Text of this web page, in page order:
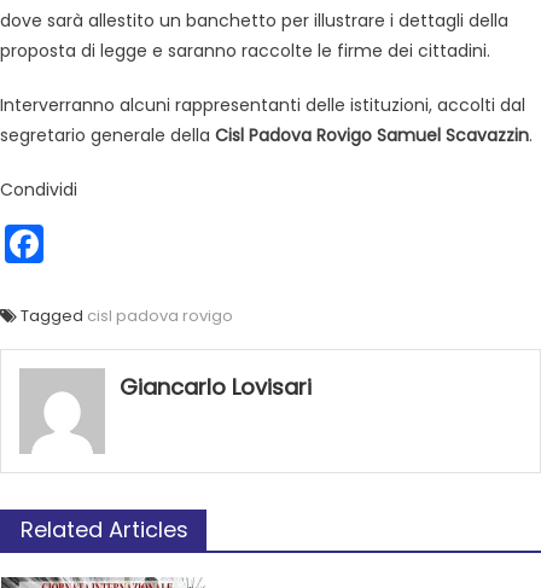
dove sarà allestito un banchetto per illustrare i dettagli della
proposta di legge e saranno raccolte le firme dei cittadini.
Interverranno alcuni rappresentanti delle istituzioni, accolti dal
segretario generale della Cisl Padova Rovigo Samuel Scavazzin.
Condividi
Tagged cisl padova rovigo
Giancarlo Lovisari
Related Articles